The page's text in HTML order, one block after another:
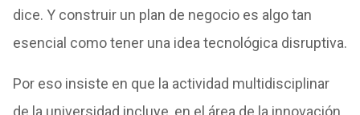
dice. Y construir un plan de negocio es algo tan
esencial como tener una idea tecnológica disruptiva.
Por eso insiste en que la actividad multidisciplinar
de la universidad incluye, en el área de la innovación,